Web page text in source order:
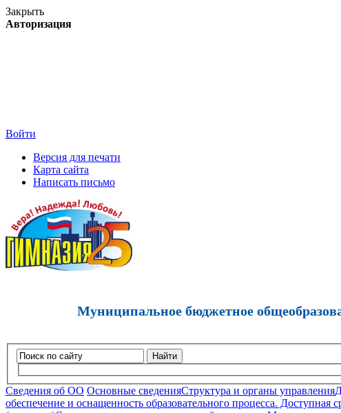
Закрыть
Авторизация
Войти
Версия для печати
Карта сайта
Написать письмо
Муниципальное бюджетное
Найти
Сведения об ОО Основные сведенияСтруктура и органы управления
обеспечение и оснащенность образовательного процесса. Доступная